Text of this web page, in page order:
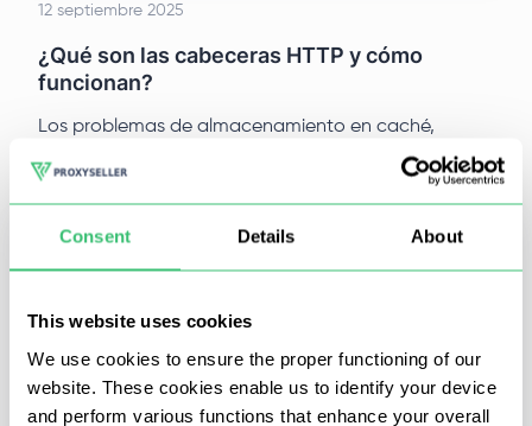
Consent Details About
This website uses cookies
We use cookies to ensure the proper functioning of our
website. These cookies enable us to identify your device
and perform various functions that enhance your overall
12 septiembre 2025
¿Qué son las cabeceras HTTP y cómo
funcionan?
Los problemas de almacenamiento en caché,
inesperados de autorización no suelen estar
cabeceras HTTP durante el intercambio de datos.